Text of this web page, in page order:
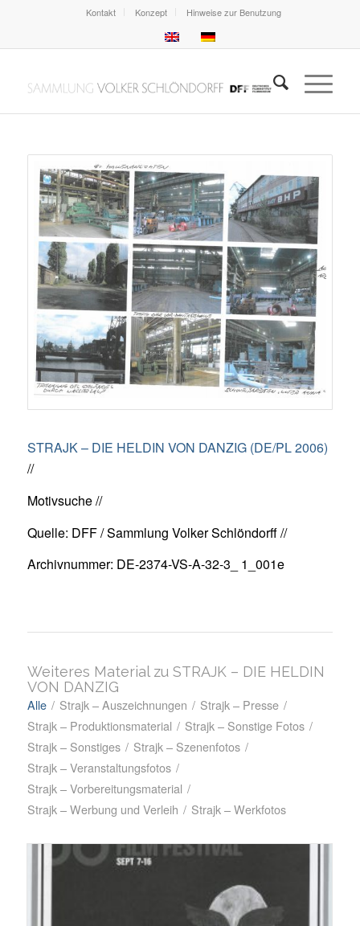
Kontakt Konzept Hinweise zur Benutzung
STRAJK – DIE HELDIN VON DANZIG (DE/PL 2006)
//
Motivsuche //
Quelle: DFF / Sammlung Volker Schlöndorff //
Archivnummer: DE-2374-VS-A-32-3_ 1_001e
Weiteres Material zu STRAJK – DIE HELDIN
VON DANZIG
Alle / Strajk – Auszeichnungen / Strajk – Presse /
Strajk – Produktionsmaterial / Strajk – Sonstige Fotos /
Strajk – Sonstiges / Strajk – Szenenfotos /
Strajk – Veranstaltungsfotos /
Strajk – Vorbereitungsmaterial /
Strajk – Werbung und Verleih / Strajk – Werkfotos